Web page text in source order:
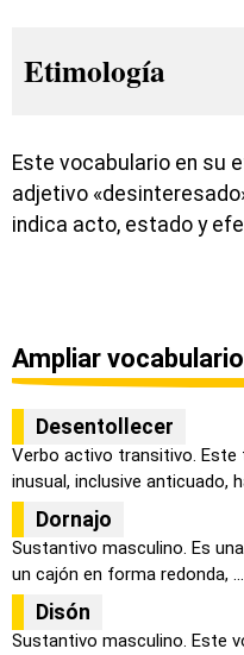
Etimología
Este vocabulario en su
adjetivo
indica acto, estado y
Ampliar vocabulario
Desentollecer
Verbo activo transitivo.
inusual, inclusive anticuado,
Dornajo
Sustantivo masculino. Es
un cajón en forma redonda, ...
Disón
Sustantivo masculino. Este